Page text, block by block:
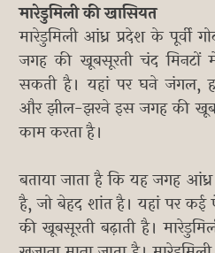
मारेडुमिली की खासियत
मारेडुमिली आंध्र प्रदेश के पूर्वी
जगह की खूबसूरती चंद मिनटों
सकती है। यहां पर घने जंगल,
और झील-झरने इस जगह की
काम करता है।
बताया जाता है कि यह जगह
है, जो बेहद शांत है। यहां पर कई
की खूबसूरती बढ़ाती है।